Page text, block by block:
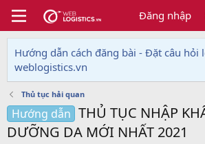
Đăng nhập
Hướng dẫn cách đăng bài - Đặt câu hỏi
weblogistics.vn
Thủ tục hải quan
Hướng dẫn THỦ TỤC NHẬP
DƯỠNG DA MỚI NHẤT 2021